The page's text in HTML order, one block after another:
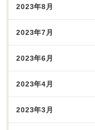
2023年8月
2023年7月
2023年6月
2023年4月
2023年3月